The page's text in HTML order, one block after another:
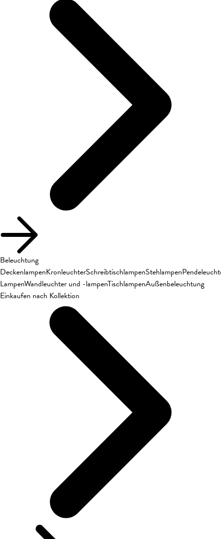
Beleuchtung
DeckenlampenKronleuchterSchreibtischlampenStehlampen
LampenWandleuchter und -lampenTischlampenAußenbeleuchtung
Einkaufen nach Kollektion